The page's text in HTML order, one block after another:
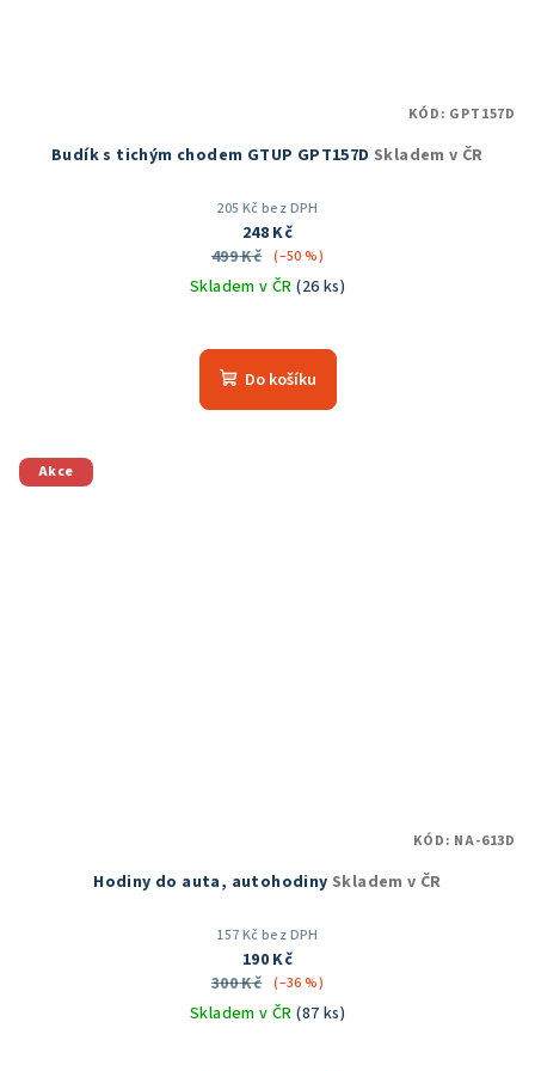
Budík s tichým chodem GTUP GPT157D Skladem v ČR
205 Kč bez DPH
248 Kč
499 Kč (–50 %)
Skladem v ČR(26 ks)
hodnocení
produktu
Do košíku
KÓD: GPT157D
Akce
Hodiny do auta, autohodiny Skladem v ČR
157 Kč bez DPH
190 Kč
300 Kč (–36 %)
Skladem v ČR(87 ks)
KÓD: NA-613D